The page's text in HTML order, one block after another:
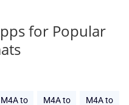
for Popular
M4A to
M4A to
M4A to